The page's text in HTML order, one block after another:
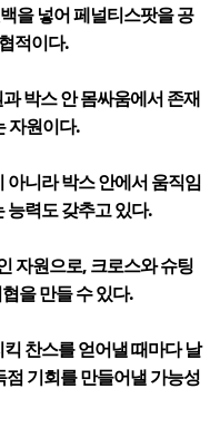
을 넣어 페널티스팟을 공
적이다.
박스 안 몸싸움에서 존재
자원이다.
아니라 박스 안에서 움직임
능력도 갖추고 있다.
자원으로, 크로스와 슈팅
을 만들 수 있다.
찬스를 얻어낼 때마다 날
기회를 만들어낼 가능성